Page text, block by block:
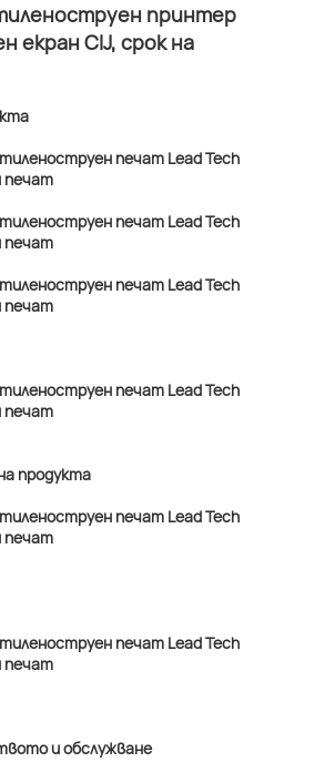
принтер
екран CIJ, срок на
продукта
и обслужване